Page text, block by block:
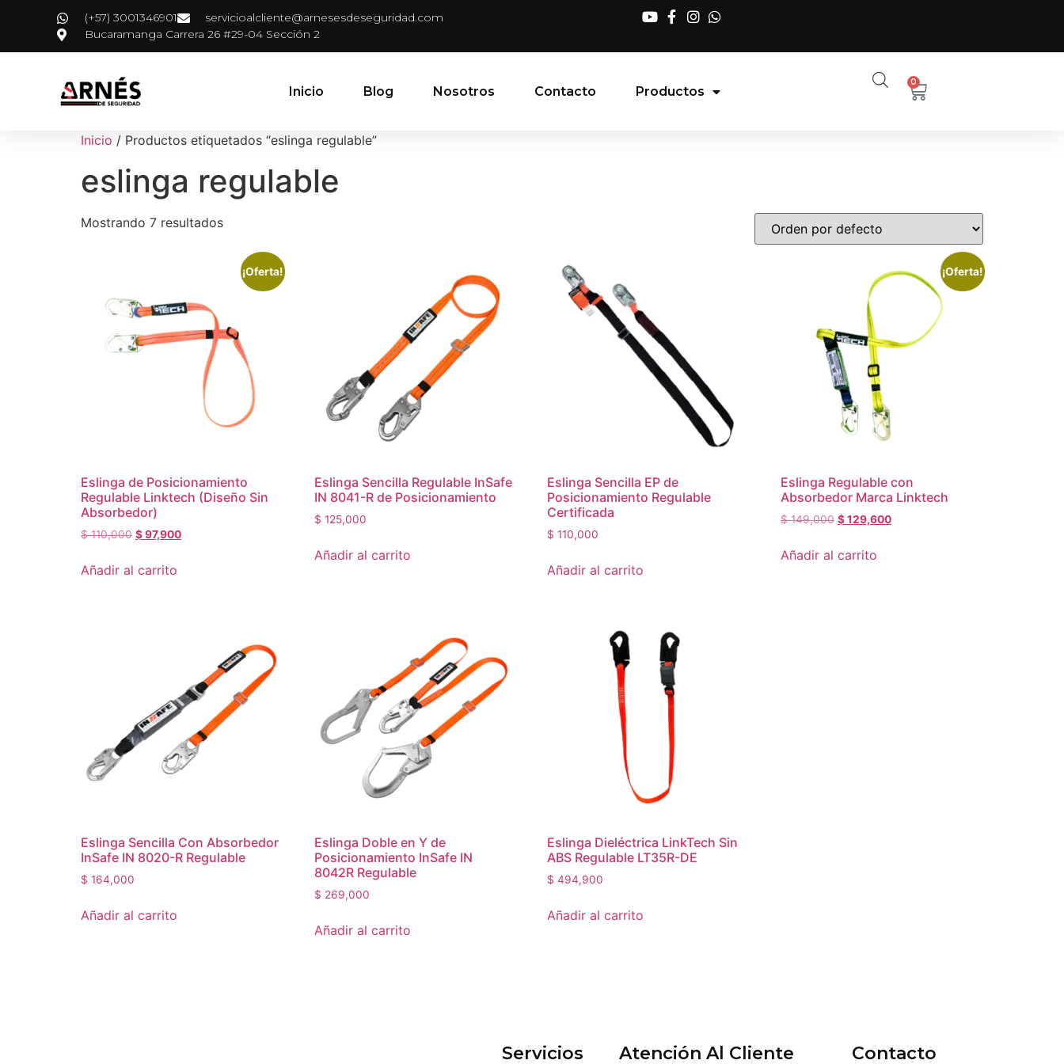
(+57) 3001346901
servicioalcliente@arnesesdeseguridad.com
Bucaramanga Carrera 26 #29-04 Sección 2
Inicio Blog Nosotros Contacto Productos
0
Inicio / Productos etiquetados “eslinga regulable”
eslinga regulable
Mostrando 7 resultados
¡Oferta!
Eslinga de Posicionamiento
Regulable Linktech (Diseño Sin
Absorbedor)
$110,000 $97,900
Añadir al carrito
Eslinga Sencilla Regulable InSafe
IN 8041-R de Posicionamiento
$ 125,000
Añadir al carrito
Eslinga Sencilla EP de
Posicionamiento Regulable
Certificada
$ 110,000
Añadir al carrito
¡Oferta!
Eslinga Regulable con
Absorbedor Marca Linktech
$149,000 $129,600
Añadir al carrito
Eslinga Sencilla Con Absorbedor
InSafe IN 8020-R Regulable
$ 164,000
Añadir al carrito
Eslinga Doble en Y de
Posicionamiento InSafe IN
8042R Regulable
$ 269,000
Añadir al carrito
Eslinga Dieléctrica LinkTech Sin
ABS Regulable LT35R-DE
$ 494,900
Añadir al carrito
Servicios Atención Al Cliente Contacto